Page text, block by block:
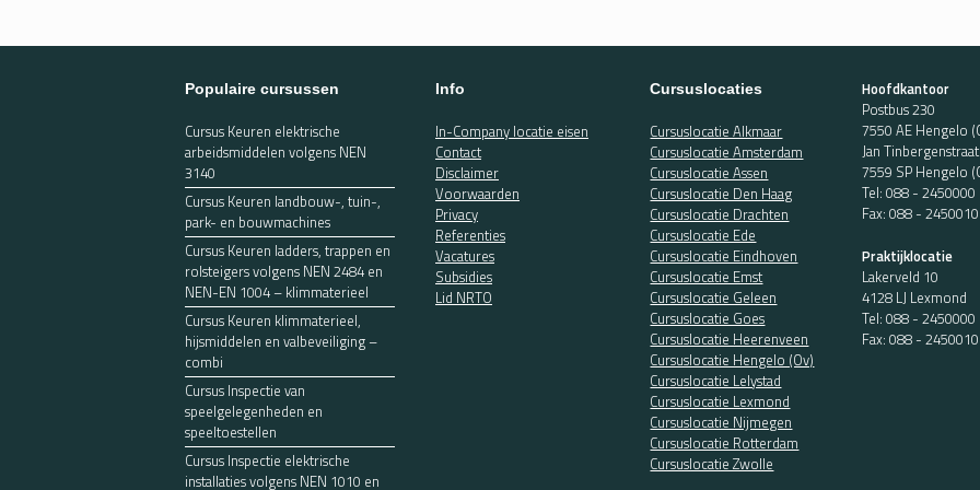
Populaire cursussen
Cursus Keuren elektrische
arbeidsmiddelen volgens NEN
3140
Cursus Keuren landbouw-, tuin-,
park- en bouwmachines
Cursus Keuren ladders, trappen en
rolsteigers volgens NEN 2484 en
NEN-EN 1004 – klimmaterieel
Cursus Keuren klimmaterieel,
hijsmiddelen en valbeveiliging –
combi
Cursus Inspectie van
speelgelegenheden en
speeltoestellen
Cursus Inspectie elektrische
installaties volgens NEN 1010 en
Info
In-Company locatie eisen
Contact
Disclaimer
Voorwaarden
Privacy
Referenties
Vacatures
Subsidies
Lid NRTO
Cursuslocaties
Cursuslocatie Alkmaar
Cursuslocatie Amsterdam
Cursuslocatie Assen
Cursuslocatie Den Haag
Cursuslocatie Drachten
Cursuslocatie Ede
Cursuslocatie Eindhoven
Cursuslocatie Emst
Cursuslocatie Geleen
Cursuslocatie Goes
Cursuslocatie Heerenveen
Cursuslocatie Hengelo (Ov)
Cursuslocatie Lelystad
Cursuslocatie Lexmond
Cursuslocatie Nijmegen
Cursuslocatie Rotterdam
Cursuslocatie Zwolle
Hoofdkantoor
Postbus 230
7550 AE Hengelo
Jan
7559 SP Hengelo
Tel:088 - 2450000
Fax: 088 - 2450010
Praktijklocatie
Lakerveld 10
4128 LJ Lexmond
Tel:088 - 2450000
Fax: 088 - 2450010